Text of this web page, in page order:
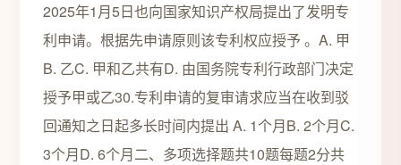
2025年1月5日也向国家知识产权局提出了发明专
利申请。根据先申请原则该专利权应授予 。A. 甲
B. 乙C. 甲和乙共有D. 由国务院专利行政部门决定
授予甲或乙30.专利申请的复审请求应当在收到驳
回通知之日起多长时间内提出 A. 1个月B. 2个月C.
3个月D. 6个月二、多项选择题共10题每题2分共